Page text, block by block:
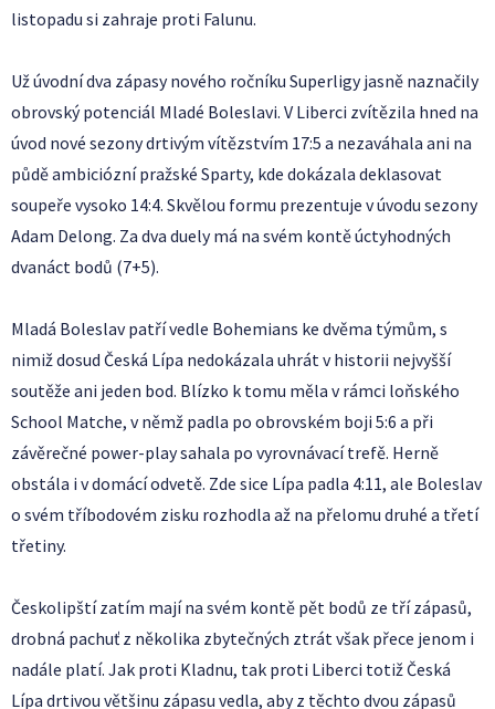
listopadu si zahraje proti Falunu.
Už úvodní dva zápasy nového ročníku Superligy jasně naznačily
obrovský potenciál Mladé Boleslavi. V Liberci zvítězila hned na
úvod nové sezony drtivým vítězstvím 17:5 a nezaváhala ani na
půdě ambiciózní pražské Sparty, kde dokázala deklasovat
soupeře vysoko 14:4. Skvělou formu prezentuje v úvodu sezony
Adam Delong. Za dva duely má na svém kontě úctyhodných
dvanáct bodů (7+5).
Mladá Boleslav patří vedle Bohemians ke dvěma týmům, s
nimiž dosud Česká Lípa nedokázala uhrát v historii nejvyšší
soutěže ani jeden bod. Blízko k tomu měla v rámci loňského
School Matche, v němž padla po obrovském boji 5:6 a při
závěrečné power-play sahala po vyrovnávací trefě. Herně
obstála i v domácí odvetě. Zde sice Lípa padla 4:11, ale Boleslav
o svém tříbodovém zisku rozhodla až na přelomu druhé a třetí
třetiny.
Českolipští zatím mají na svém kontě pět bodů ze tří zápasů,
drobná pachuť z několika zbytečných ztrát však přece jenom i
nadále platí. Jak proti Kladnu, tak proti Liberci totiž Česká
Lípa drtivou většinu zápasu vedla, aby z těchto dvou zápasů